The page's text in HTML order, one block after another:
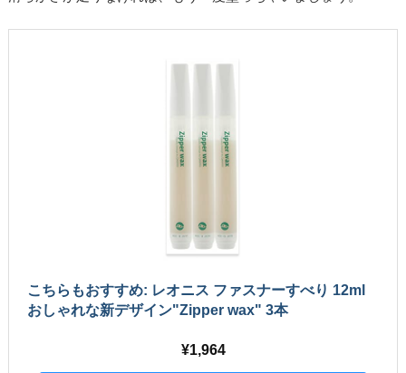
こちらもおすすめ: レオニス ファスナーすべり 12ml
おしゃれな新デザイン"Zipper wax" 3本
1,964